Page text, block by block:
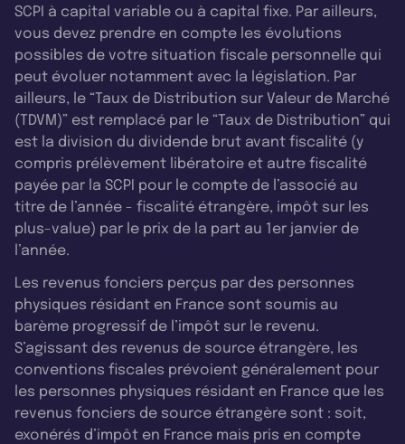
SCPI à capital variable ou à capital fixe. Par ailleurs,
vous devez prendre en compte les évolutions
possibles de votre situation fiscale personnelle qui
peut évoluer notamment avec la législation. Par
ailleurs, le “Taux de Distribution sur Valeur de Marché
(TDVM)” est remplacé par le “Taux de Distribution” qui
est la division du dividende brut avant fiscalité (y
compris prélèvement libératoire et autre fiscalité
payée par la SCPI pour le compte de l’associé au
titre de l’année - fiscalité étrangère, impôt sur les
plus-value) par le prix de la part au 1er janvier de
l’année.
Les revenus fonciers perçus par des personnes
physiques résidant en France sont soumis au
barème progressif de l’impôt sur le revenu.
S’agissant des revenus de source étrangère, les
conventions fiscales prévoient généralement pour
les personnes physiques résidant en France que les
revenus fonciers de source étrangère sont : soit,
exonérés d’impôt en France mais pris en compte